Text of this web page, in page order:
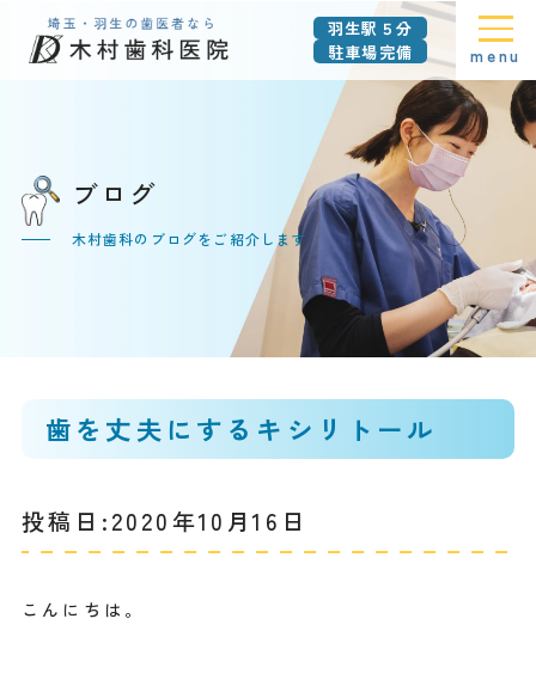
羽生駅５分
駐車場完備
menu
ブログ
木村歯科のブログをご紹介します
歯を丈夫にするキシリトール
投稿日:2020年10月16日
こんにちは。